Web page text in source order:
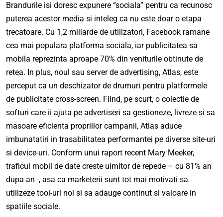
Brandurile isi doresc expunere “sociala” pentru ca recunosc
puterea acestor media si inteleg ca nu este doar o etapa
trecatoare. Cu 1,2 miliarde de utilizatori, Facebook ramane
cea mai populara platforma sociala, iar publicitatea sa
mobila reprezinta aproape 70% din veniturile obtinute de
retea. In plus, noul sau server de advertising, Atlas, este
perceput ca un deschizator de drumuri pentru platformele
de publicitate cross-screen. Fiind, pe scurt, o colectie de
softuri care ii ajuta pe advertiseri sa gestioneze, livreze si sa
masoare eficienta propriilor campanii, Atlas aduce
imbunatatiri in trasabilitatea performantei pe diverse site-uri
si device-uri. Conform unui raport recent Mary Meeker,
traficul mobil de date creste uimitor de repede – cu 81% an
dupa an -, asa ca marketerii sunt tot mai motivati sa
utilizeze tool-uri noi si sa adauge continut si valoare in
spatiile sociale.